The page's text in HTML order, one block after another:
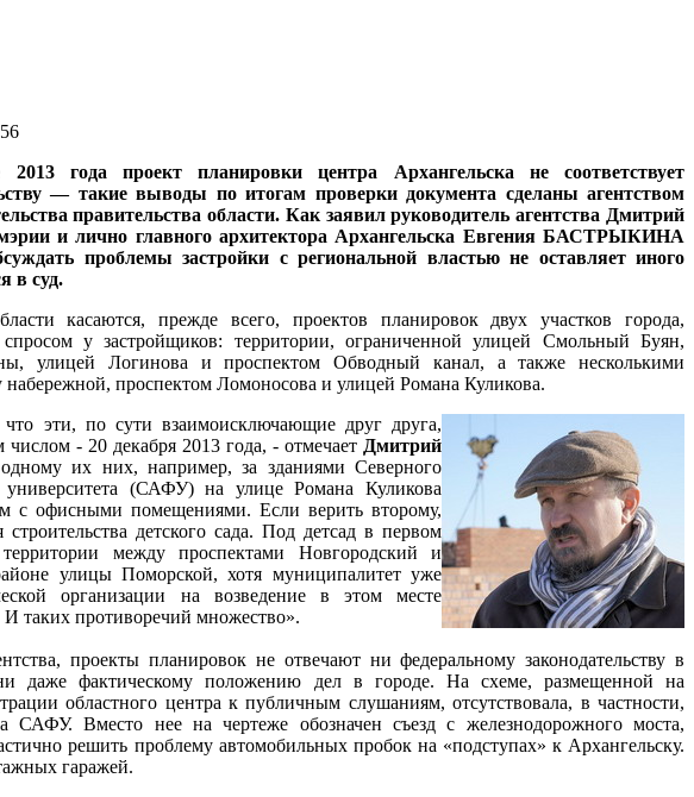
года проект планировки центра Архангельска не соответствует
— такие выводы по итогам проверки документа сделаны агентством
правительства области. Как заявилруководитель агентства Дмитрий
и лично главного архитектора Архангельска Евгения БАСТРЫКИНА
проблемы застройки с региональной властью не оставляет иного
в суд.
касаются, прежде всего, проектов планировок двух участков города,
у застройщиков: территории, ограниченной улицей Смольный Буян,
улицей Логинова и проспектом Обводный канал, а также несколькими
проспектом Ломоносова и улицей Романа Куликова.
что эти, по сути взаимоисключающие друг друга,
- 20 декабря 2013 года, - отмечает Дмитрий
их них, например, за зданиями Северного
университета (САФУ) на улице Романа Куликова
с офисными помещениями. Если верить второму,
строительства детского сада. Под детсад в первом
между проспектами Новгородский и
улицы Поморской, хотя муниципалитет уже
организации на возведение в этом месте
таких противоречий множество».
проекты планировок не отвечают ни федеральному законодательству в
ни даже фактическому положению дел в городе. На схеме, размещенной на
областного центра к публичным слушаниям, отсутствовала, в частности,
САФУ. Вместо нее на чертеже обозначен съезд с железнодорожного моста,
решить проблему автомобильных пробок на «подступах» к Архангельску.
гаражей.